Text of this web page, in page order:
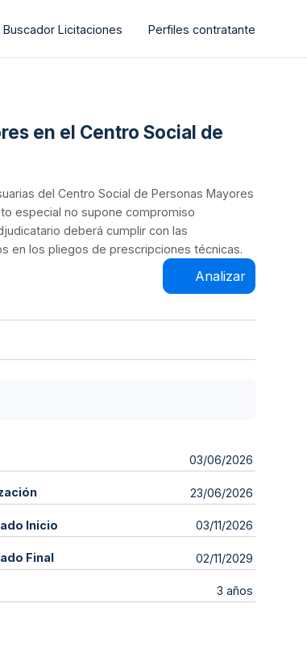
Buscador Licitaciones Perfiles contratante
en el Centro Social de
del Centro Social de Personas Mayores
especial no supone compromiso
deberá cumplir con las
en los pliegos de prescripciones técnicas.
Analizar
03/06/2026
23/06/2026
Inicio 03/11/2026
Final 02/11/2029
3 años